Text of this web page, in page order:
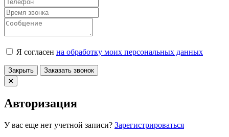
Я согласен на обработку моих персональных данных
Закрыть Заказать звонок
Авторизация
У вас еще нет учетной записи? Зарегистрироваться